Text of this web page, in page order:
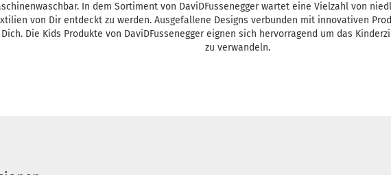
In dem Sortiment von DaviDFussenegger wartet eine Vielzahl von
von Dir entdeckt zu werden. Ausgefallene Designs verbunden mit innovativen
Die Kids Produkte von DaviDFussenegger eignen sich hervorragend um das
zu verwandeln.